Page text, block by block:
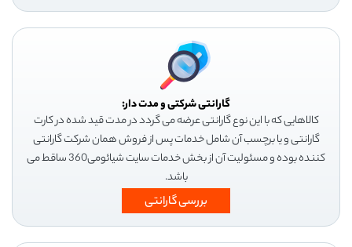
گارانتی شرکتی و مدت دار:
کالاهایی که با این نوع گارانتی عرضه می گردد در مدت قید شده در کارت
گارانتی و یا برچسب آن شامل خدمات پس از فروش همان شرکت گارانتی
کننده بوده و مسئولیت آن از بخش خدمات سایت شیائومی360 ساقط می
باشد.
بررسی گارانتی